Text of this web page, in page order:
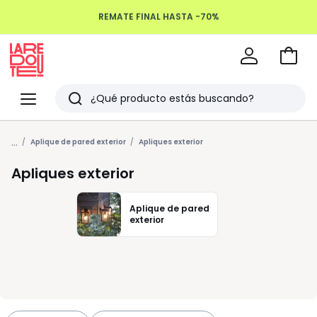
REMATE FINAL HASTA -70%
Devoluciones hasta 100 días
Menu
Redoute
Buscar
Últimos
artículos
vistos
Ir
... Aplique de pared exterior Apliques exterior
Apliques exterior
Aplique de pared
exterior